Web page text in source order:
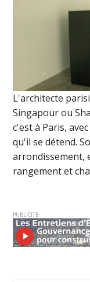
L'architecte
Singapour ou
c'est à Paris,
qu'il se détend.
arrondissement,
rangement et
PUBLICITE